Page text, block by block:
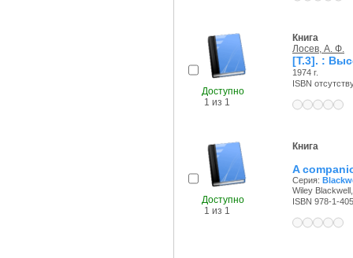
Доступно
1 из 1
Книга
Лосев, А. Ф.
[Т.3]. :
1974 г.
ISBN
Доступно
1 из 1
Книга
A
Серия:
Wiley
ISBN 978-1-